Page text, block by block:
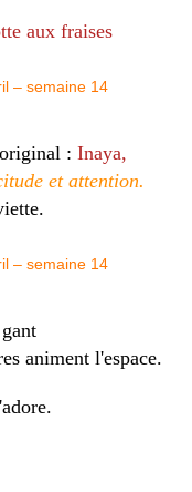
aux fraises
: Inaya,
et attention.
animent l'espace.